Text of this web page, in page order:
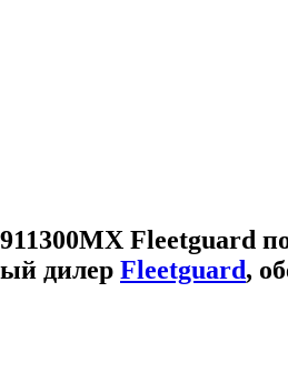
Fleetguard
дилер Fleetguard,